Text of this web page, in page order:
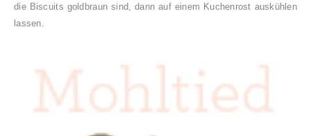
die Biscuits goldbraun sind, dann auf einem Kuchenrost auskühlen
lassen.